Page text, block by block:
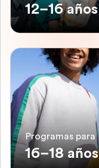
12–16 años
Programas para
16–18 años